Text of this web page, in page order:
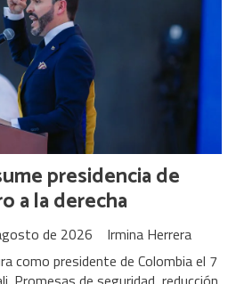
presidencia de
a la derecha
Irmina Herrera
de 2026
como presidente de Colombia el 7